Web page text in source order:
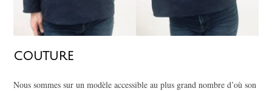
COUTURE
Nous sommes sur un modèle accessible au plus grand nombre d’où son